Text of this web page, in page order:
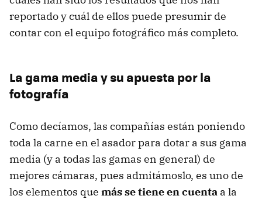
reportado y cuál de ellos puede presumir de
contar con el equipo fotográfico más completo.
La gama media y su apuesta por la
fotografía
Como decíamos, las compañías están poniendo
toda la carne en el asador para dotar a sus gama
media (y a todas las gamas en general) de
mejores cámaras, pues admitámoslo, es uno de
los elementos que más se tiene en cuenta a la